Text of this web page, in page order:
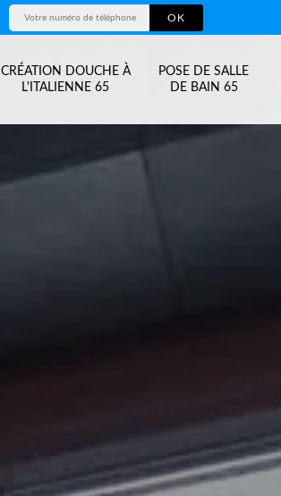
CRÉATION DOUCHE À
L'ITALIENNE 65
POSE DE SALLE
DE BAIN 65